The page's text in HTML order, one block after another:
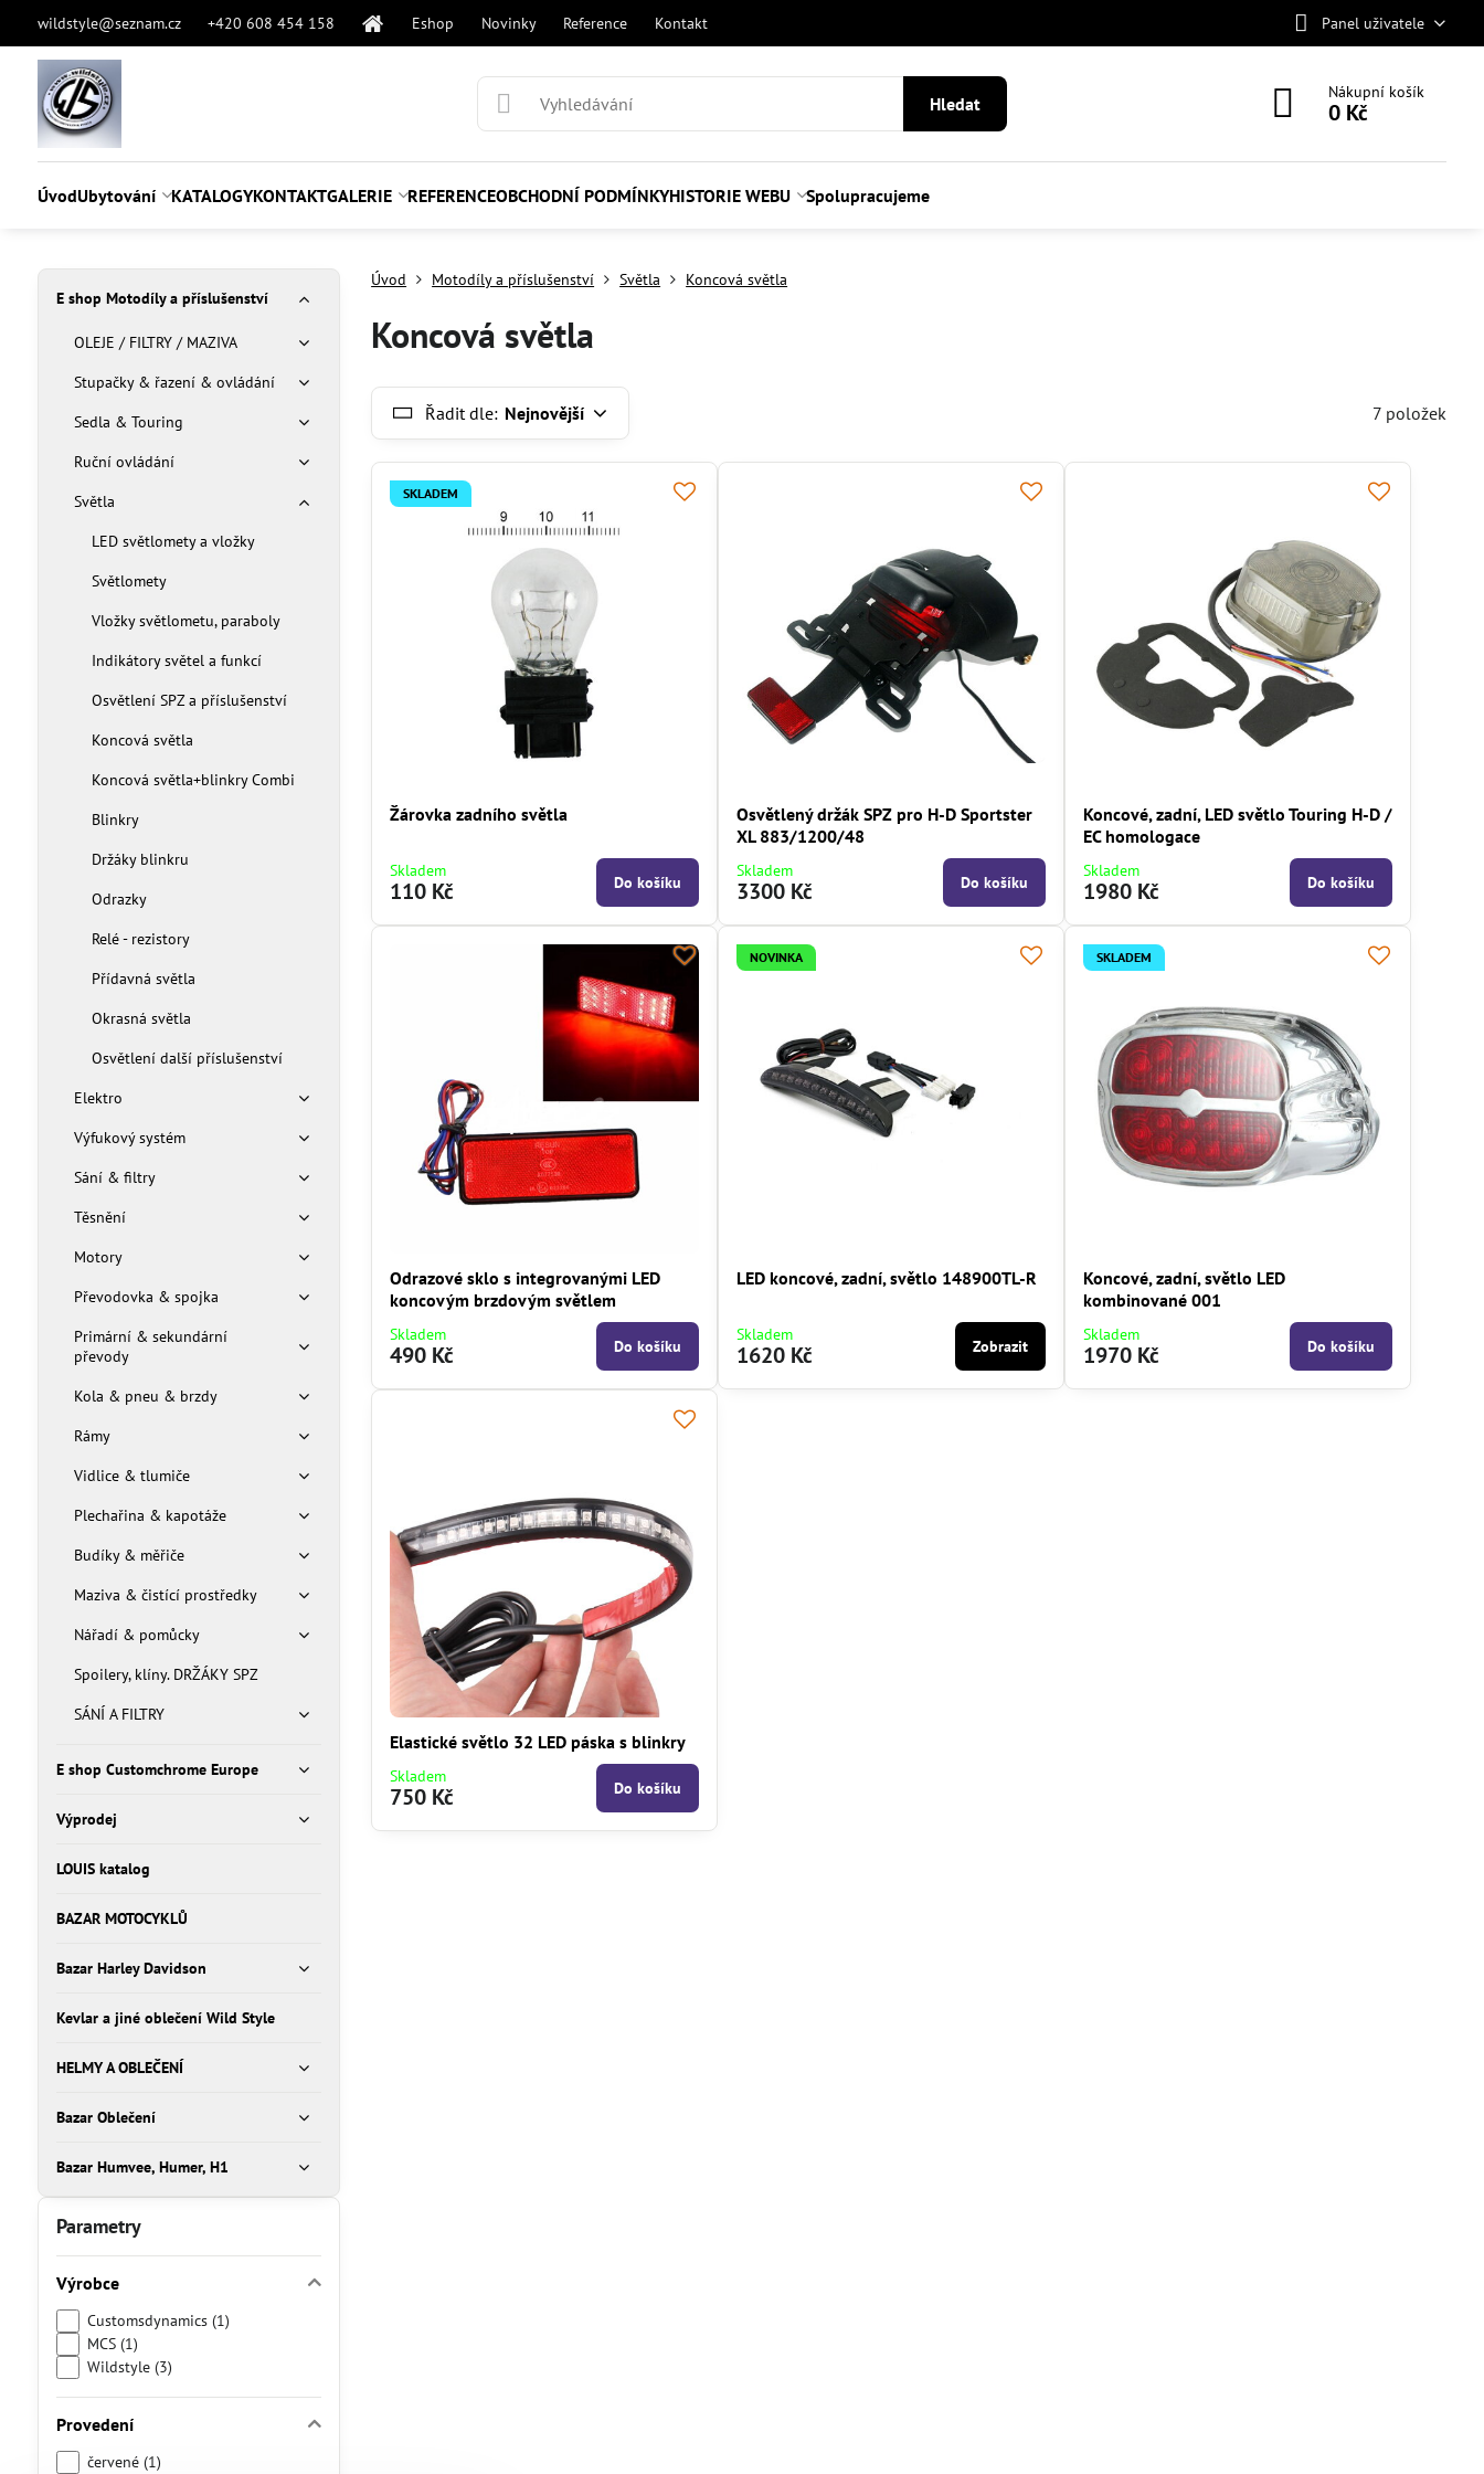
wildstyle@seznam.cz +420 608 454 158 Eshop Novinky Reference Kontakt Panel uživatele
Hledat
Nákupní košík
0 Kč
ÚvodUbytování KATALOGYKONTAKTGALERIE REFERENCEOBCHODNÍ PODMÍNKYHISTORIE WEBU Spolupracujeme
Úvod Motodíly a příslušenství Světla Koncová světla
Koncová světla
Řadit dle: Nejnovější 7 položek
SKLADEM
Žárovka zadního světla
Skladem
110 Kč Do košíku
Osvětlený držák SPZ pro H-D Sportster
XL 883/1200/48
Skladem
3300 Kč Do košíku
Koncové, zadní, LED světlo Touring H-D /
EC homologace
Skladem
1980 Kč Do košíku
Odrazové sklo s integrovanými LED
koncovým brzdovým světlem
Skladem
490 Kč Do košíku
NOVINKA
LED koncové, zadní, světlo 148900TL-R
Skladem
1620 Kč Zobrazit
SKLADEM
Koncové, zadní, světlo LED
kombinované 001
Skladem
1970 Kč Do košíku
Elastické světlo 32 LED páska s blinkry
Skladem
750 Kč Do košíku
Parametry
Výrobce
Customsdynamics (1)
MCS (1)
Wildstyle (3)
Provedení
červené (1)
E shop Motodíly a příslušenství
OLEJE / FILTRY / MAZIVA
Stupačky & řazení & ovládání
Sedla & Touring
Ruční ovládání
Světla
LED světlomety a vložky
Světlomety
Vložky světlometu, paraboly
Indikátory světel a funkcí
Osvětlení SPZ a příslušenství
Koncová světla
Koncová světla+blinkry Combi
Blinkry
Držáky blinkru
Odrazky
Relé - rezistory
Přídavná světla
Okrasná světla
Osvětlení další příslušenství
Elektro
Výfukový systém
Sání & filtry
Těsnění
Motory
Převodovka & spojka
Primární & sekundární
převody
Kola & pneu & brzdy
Rámy
Vidlice & tlumiče
Plechařina & kapotáže
Budíky & měřiče
Maziva & čistící prostředky
Nářadí & pomůcky
Spoilery, klíny. DRŽÁKY SPZ
SÁNÍ A FILTRY
E shop Customchrome Europe
Výprodej
LOUIS katalog
BAZAR MOTOCYKLŮ
Bazar Harley Davidson
Kevlar a jiné oblečení Wild Style
HELMY A OBLEČENÍ
Bazar Oblečení
Bazar Humvee, Humer, H1